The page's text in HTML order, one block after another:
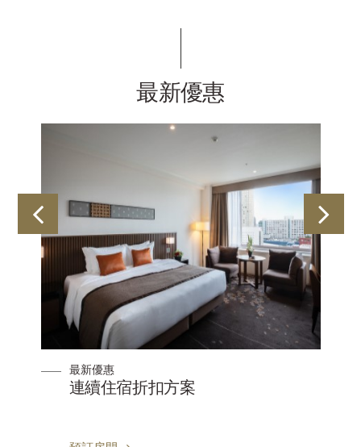
最新優惠
最新優惠
連續住宿折扣方案